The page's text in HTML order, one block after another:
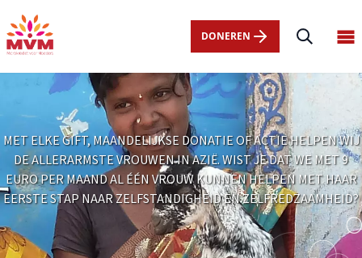
en
naar
Main
navigation
nl
DONEREN
MET ELKE GIFT, MAANDELIJKSE DONATIE OF ACTIE HELPEN WIJ
DE ALLERARMSTE VROUWEN IN AZIË. WIST JE DAT WE MET 9
EURO PER MAAND AL ÉÉN VROUW KUNNEN HELPEN MET HAAR
EERSTE STAP NAAR ZELFSTANDIGHEID EN ZELFREDZAAMHEID?